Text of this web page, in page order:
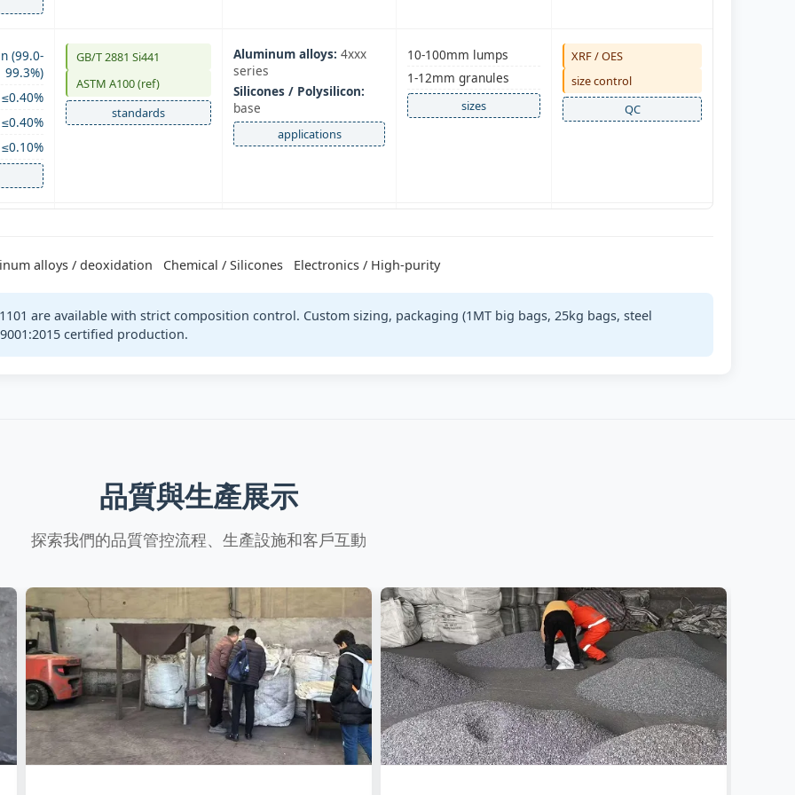
(99.0-
99.3%)
≤0.40%
≤0.40%
≤0.10%
GB/T 2881 Si441
ASTM A100 (ref)
standards
Aluminum alloys: 4xxx
series
Silicones / Polysilicon:
base
applications
10-100mm lumps
1-12mm granules
sizes
XRF / OES
size control
QC
≤0.50%
≤0.30%
EN 42136 (553)
Steel deoxidation:
Used in recycled
aluminum, casting alloys,
Solar industry:
applications
alloys / deoxidation Chemical / Silicones Electronics / High-purity
are available with strict composition control. Custom sizing, packaging (1MT big bags, 25kg bags, steel
certified production.
品質與生產展示
探索我們的品質管控流程、生產設施和客戶互動